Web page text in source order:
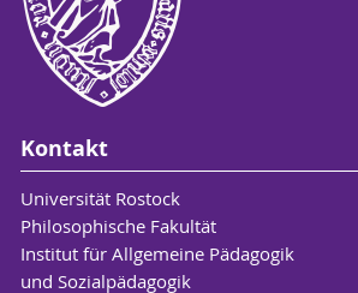
Kontakt
Universität Rostock
Philosophische Fakultät
Institut für Allgemeine Pädagogik
und Sozialpädagogik